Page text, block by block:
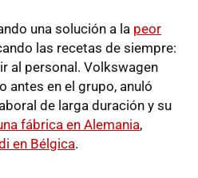
una solución a la peor
las recetas de siempre:
al personal. Volkswagen
antes en el grupo, anuló
de larga duración y su
fábrica en Alemania,
en Bélgica.